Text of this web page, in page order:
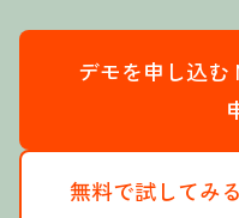
デモを申し込む
無料で試してみる